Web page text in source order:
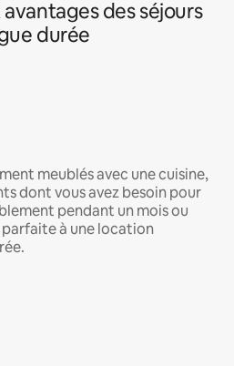
des séjours
durée
meublés avec une cuisine,
dont vous avez besoin pour
pendant un mois ou
à une location